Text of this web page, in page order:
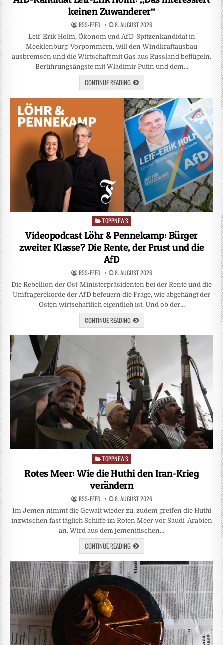
keinen Zuwanderer“
RSS-FEED 8. AUGUST 2026
Leif-Erik Holm, Ökonom und AfD-Spitzenkandidat in
Mecklenburg-Vorpommern, will den Windkraftausbau
ausbremsen und die Wirtschaft mit Gas aus Russland beflügeln.
Berührungsängste mit Wladimir Putin und dem…
CONTINUE READING
Posted
in
TOPPNEWS
Videopodcast Löhr & Pennekamp: Bürger
zweiter Klasse? Die Rente, der Frust und die
AfD
RSS-FEED 8. AUGUST 2026
Die Rebellion der Ost-Ministerpräsidenten bei der Rente und die
Umfragerekorde der AfD befeuern die Frage, wie abgehängt der
Osten wirtschaftlich eigentlich ist. Und ob der…
CONTINUE READING
Posted
TOPPNEWS
Rotes Meer: Wie die Huthi den Iran-Krieg
verändern
RSS-FEED 8. AUGUST 2026
Im Jemen nimmt die Gewalt wieder zu, zudem greifen die Huthi
inzwischen fast täglich Schiffe im Roten Meer vor Saudi-Arabien
an. Wird aus dem jemenitischen…
CONTINUE READING